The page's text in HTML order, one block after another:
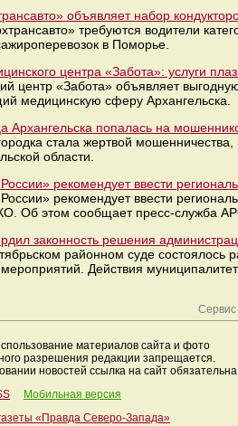
объявляет набор
требуются водители
в Поморье.
центра «Забота»: услуги
центр «Забота» объявляет
медицинскую сферу Архангельска.
Архангельска попалась на
стала жертвой
области.
рекомендует ввести
рекомендует ввести
Об этом сообщает пресс-служба
законность решения
районном суде состоялось
Действия
Сервис
материалов сайта и фото
разрешения редакции запрещается.
новостей ссылка на сайт
Мобильная версия
«Правда Северо-Запада»